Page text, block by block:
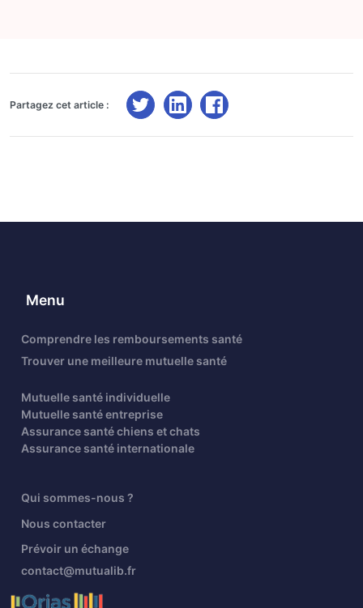
Partagez cet article :
Menu
Comprendre les remboursements santé
Trouver une meilleure mutuelle santé
Mutuelle santé individuelle
Mutuelle santé entreprise
Assurance santé chiens et chats
Assurance santé internationale
Qui sommes-nous ?
Nous contacter
Prévoir un échange
contact@mutualib.fr